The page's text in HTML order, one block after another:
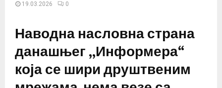
19.03.2026 0
Наводна насловна страна
данашњег „Информера“
која се шири друштвеним